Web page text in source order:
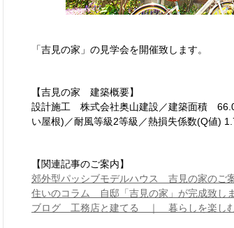
「吉見の家」の見学会を開催致します。
【吉見の家 建築概要】
設計施工 株式会社奥山建設／建築面積
い屋根)／耐風等級2等級／熱損失係数(Q値)
【関連記事のご案内】
郊外型パッシブモデルハウス 吉見の家のご
住いのコラム 自邸「吉見の家」が完成致し
ブログ 工務店と建てる ｜ 暮らしを楽し